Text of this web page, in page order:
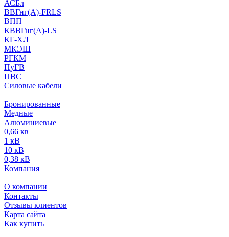
АСБл
ВВГнг(А)-FRLS
ВПП
КВВГнг(А)-LS
КГ-ХЛ
МКЭШ
РГКМ
ПуГВ
ПВС
Силовые кабели
Бронированные
Медные
Алюминиевые
0,66 кв
1 кВ
10 кВ
0,38 кВ
Компания
О компании
Контакты
Отзывы клиентов
Карта сайта
Как купить